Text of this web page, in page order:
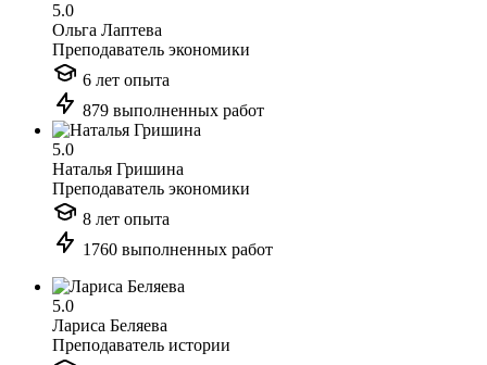
5.0
Ольга Лаптева
Преподаватель экономики
6 лет опыта
879 выполненных работ
5.0
Наталья Гришина
Преподаватель экономики
8 лет опыта
1760 выполненных работ
5.0
Лариса Беляева
Преподаватель истории